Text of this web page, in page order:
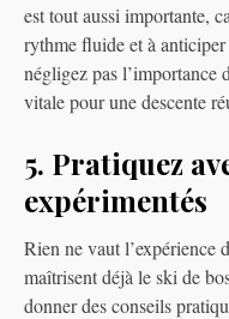
est tout aussi importante,
rythme fluide et à
négligez pas l’importance
vitale pour une descente
5. Pratiquez
expérimentés
Rien ne vaut l’expérience
maîtrisent déjà le ski de
donner des conseils